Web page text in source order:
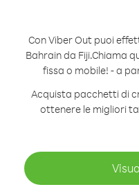
Con Viber Out puoi
Bahrain da Fiji.Chiama
fissa o mobile! - a
Acquista pacchetti di
ottenere le migliori